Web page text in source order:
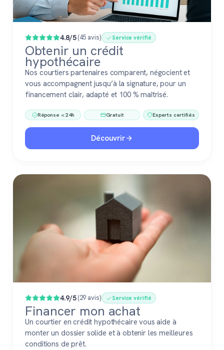
4.8/5(45 avis) Service vérifié
Obtenir un crédit
hypothécaire
Nos courtiers partenaires comparent, négocient et
vous accompagnent jusqu’à la signature, pour un
financement clair, adapté et 100 % maîtrisé.
Réponse < 24h Gratuit Experts certifiés
Découvrir
4.9/5(29 avis) Service vérifié
Financer mon achat
Un courtier en crédit hypothécaire vous aide à
monter un dossier solide et à obtenir les meilleures
conditions de prêt.